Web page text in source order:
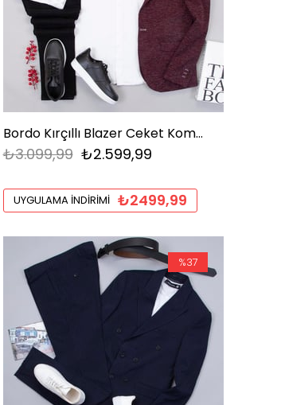
Bordo Kırçıllı Blazer Ceket Kombini Erkek | Slim Fit Gömlekli Şık Komple Set
₺2.599,99
₺3.099,99
UYGULAMA İNDIRIMI ₺2499,99
%37